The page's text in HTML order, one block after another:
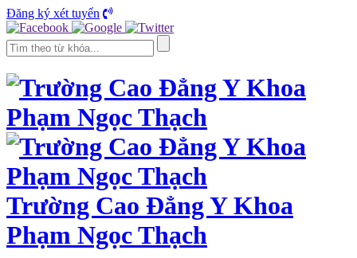
Đăng ký xét tuyển
Trường Cao Đẳng Y Khoa
Phạm Ngọc Thạch